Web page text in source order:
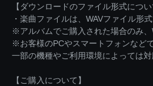
【ダウンロードのファイル形式につい
・楽曲ファイルは、WAVファイル形
※アルバムでご購入された場合のみ
※お客様のPCやスマートフォンなど
一部の機種やご利用環境によっては
【ご購入について】